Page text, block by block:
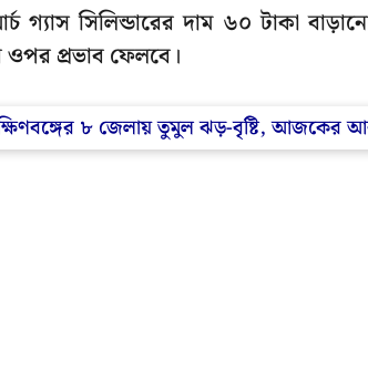
গ্যাস সিলিন্ডারের দাম ৬০ টাকা
ওপর প্রভাব ফেলবে।
৮ জেলায় তুমুল ঝড়-বৃষ্টি, আজকের